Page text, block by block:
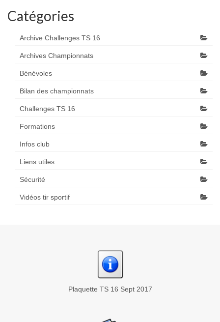
Catégories
Archive Challenges TS 16
Archives Championnats
Bénévoles
Bilan des championnats
Challenges TS 16
Formations
Infos club
Liens utiles
Sécurité
Vidéos tir sportif
Plaquette TS 16 Sept 2017